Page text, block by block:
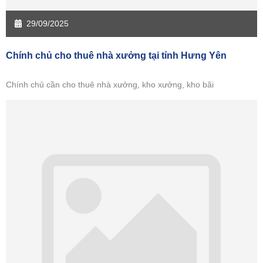
29/09/2025
Chính chủ cho thuê nhà xưởng tại tỉnh Hưng Yên
Chính chủ cần cho thuê nhà xưởng, kho xưởng, kho bãi